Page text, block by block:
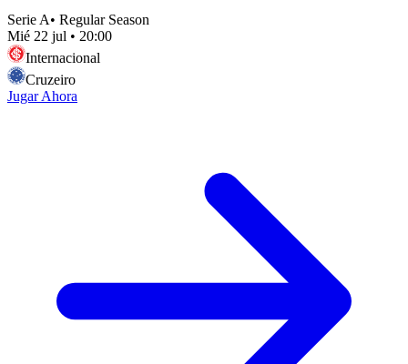
Serie A• Regular Season
Mié 22 jul • 20:00
Internacional
Cruzeiro
Jugar Ahora